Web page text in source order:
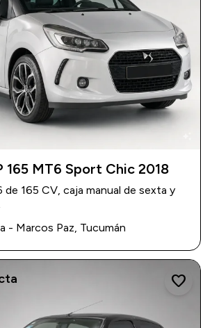
165 MT6 Sport Chic 2018
165 CV, caja manual de sexta y
- Marcos Paz, Tucumán
favorite